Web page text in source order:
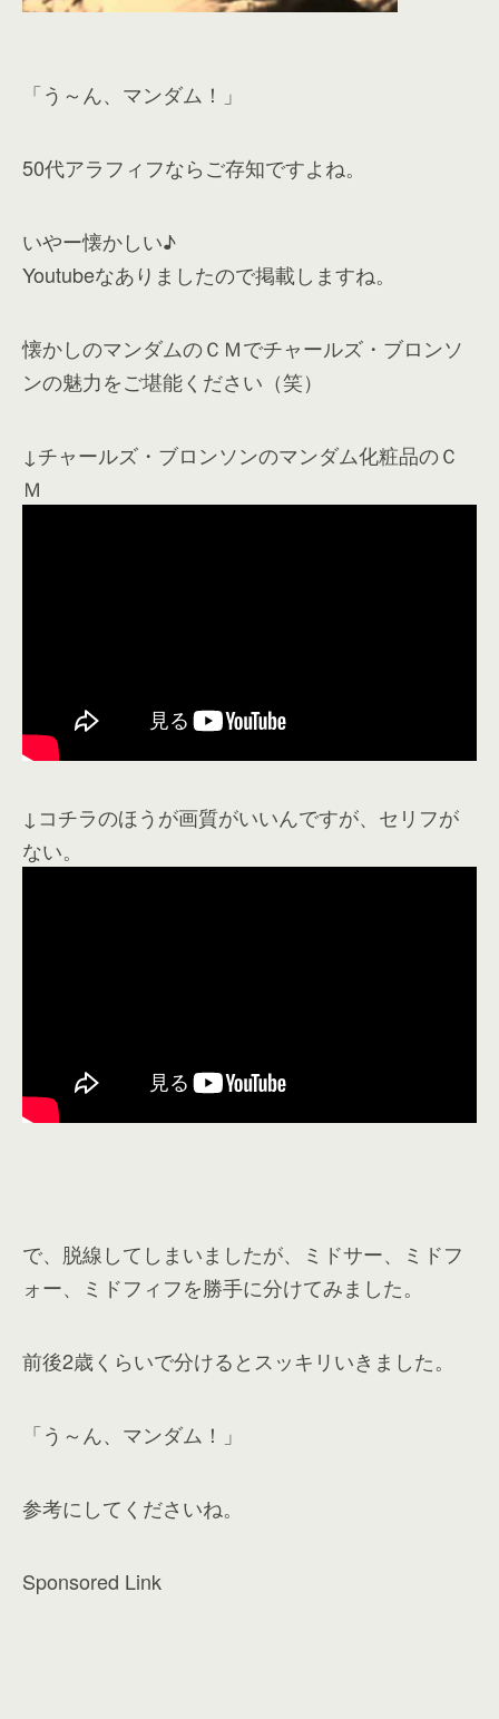
「う～ん、マンダム！」
50代アラフィフならご存知ですよね。
いやー懐かしい♪
Youtubeなありましたので掲載しますね。
懐かしのマンダムのＣＭでチャールズ・ブロンソ
ンの魅力をご堪能ください（笑）
↓チャールズ・ブロンソンのマンダム化粧品のＣ
Ｍ
↓コチラのほうが画質がいいんですが、セリフが
ない。
で、脱線してしまいましたが、ミドサー、ミドフ
ォー、ミドフィフを勝手に分けてみました。
前後2歳くらいで分けるとスッキリいきました。
「う～ん、マンダム！」
参考にしてくださいね。
Sponsored Link